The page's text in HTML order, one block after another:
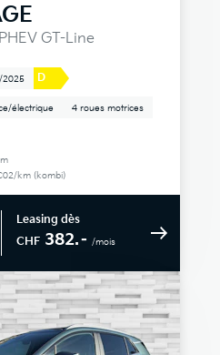
GT-Line
2025 D
électrique 4 roues motrices
km (kombi)
Leasing dès
CHF 382.– /mois